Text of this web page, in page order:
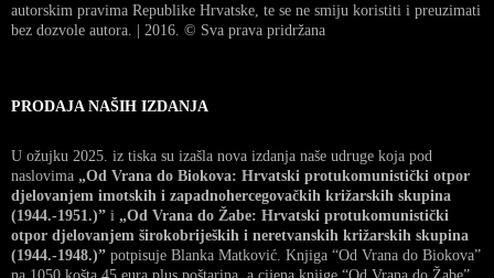
autorskim pravima Republike Hrvatske, te se ne smiju koristiti i preuzimati
bez dozvole autora. | 2016. © Sva prava pridržana
PRODAJA NAŠIH IZDANJA
U ožujku 2025. iz tiska su izašla nova izdanja naše udruge koja pod
naslovima „Od Vrana do Biokova: Hrvatski protukomunistički otpor
djelovanjem imotskih i zapadnohercegovačkih križarskih skupina
(1944.-1951.)” i „Od Vrana do Žabe: Hrvatski protukomunistički
otpor djelovanjem širokobrijeških i neretvanskih križarskih skupina
(1944.-1948.)” potpisuje Blanka Matković. Knjiga “Od Vrana do Biokova”